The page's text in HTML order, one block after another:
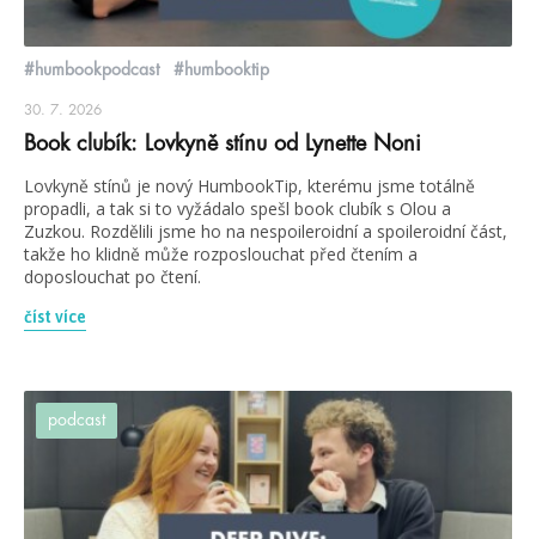
#humbookpodcast #humbooktip
30. 7. 2026
Book clubík: Lovkyně stínu od Lynette Noni
Lovkyně stínů je nový HumbookTip, kterému jsme totálně
propadli, a tak si to vyžádalo spešl book clubík s Olou a
Zuzkou. Rozdělili jsme ho na nespoileroidní a spoileroidní část,
takže ho klidně může rozposlouchat před čtením a
doposlouchat po čtení.
číst více
podcast